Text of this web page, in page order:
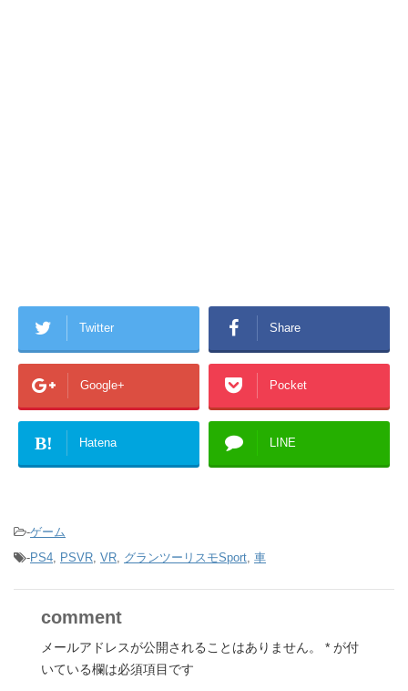
Twitter Share
Google+ Pocket
B! Hatena LINE
-ゲーム
-PS4 PSVR VR グランツーリスモSport 車
comment
メールアドレスが公開されることはありません。 * が付
いている欄は必須項目です